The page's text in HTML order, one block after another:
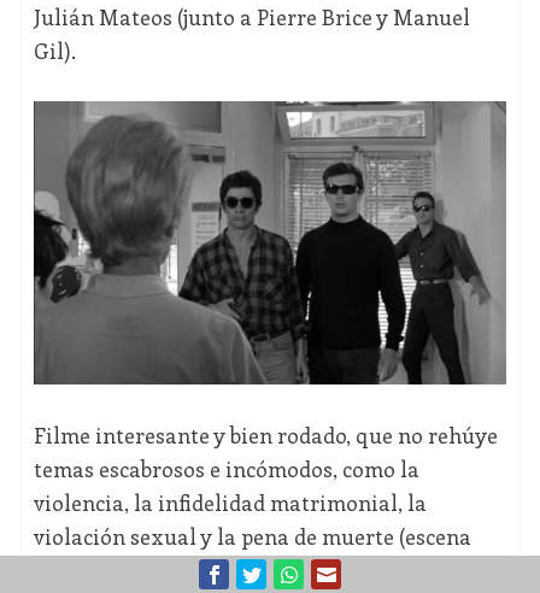
Julián Mateos (junto a Pierre Brice y Manuel
Gil).
Filme interesante y bien rodado, que no rehúye
temas escabrosos e incómodos, como la
violencia, la infidelidad matrimonial, la
violación sexual y la pena de muerte (escena
final, rodada como documental que muestra la